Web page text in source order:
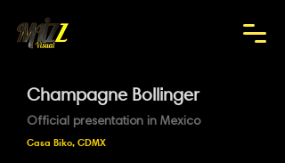
Champagne Bollinger
Official presentation in Mexico
Casa Biko, CDMX